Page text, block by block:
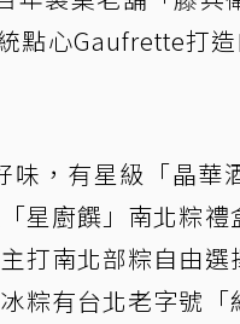
點心Gaufrette打
，有星級「晶華
星廚饌」南北粽禮
打南北部粽自由
粽有台北老字號「